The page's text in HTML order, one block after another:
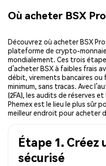
Où acheter BSX
Découvrez où acheter BSX
plateforme de crypto-
mondialement. Ces trois
d’acheter BSX à faibles frais
débit, virements bancaires
minimum, sans tracas. Avec
(2FA), les audits de réserves
Phemex est le lieu le plus sûr
meilleur endroit pour acheter
Étape 1. Créez
sécurisé